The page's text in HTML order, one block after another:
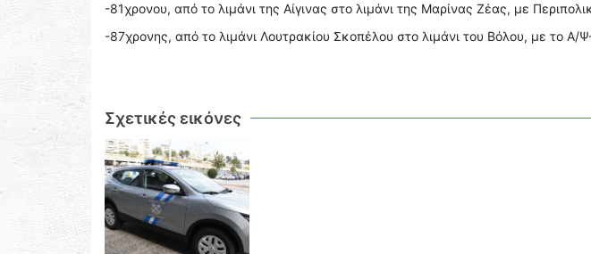
-81χρονου, από το λιμάνι της Αίγινας στο λιμάνι της Μαρίνας Ζέας, με
-87χρονης, από το λιμάνι Λουτρακίου Σκοπέλου στο λιμάνι του Βόλου, με το
Σχετικές εικόνες